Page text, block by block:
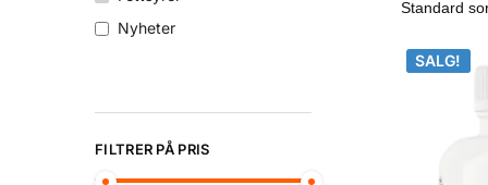
SALG!
SALG!
Nyheter
FILTRER PÅ PRIS